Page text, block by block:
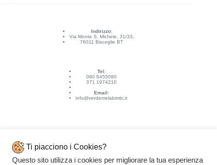
Indirizzo:
Via Monte S. Michele, 31/33,
76011 Bisceglie BT
Tel:
080 6455080
371 1974210
Email:
info@verdemelabimbi.it
Ti piacciono i Cookies?
Questo sito utilizza i cookies per migliorare la tua esperienza